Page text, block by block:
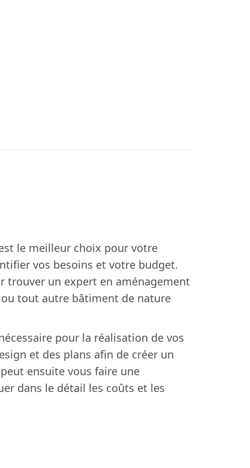
le meilleur choix pour votre
vos besoins et votre budget.
trouver un expert en aménagement
tout autre bâtiment de nature
pour la réalisation de vos
et des plans afin de créer un
ensuite vous faire une
dans le détail les coûts et les